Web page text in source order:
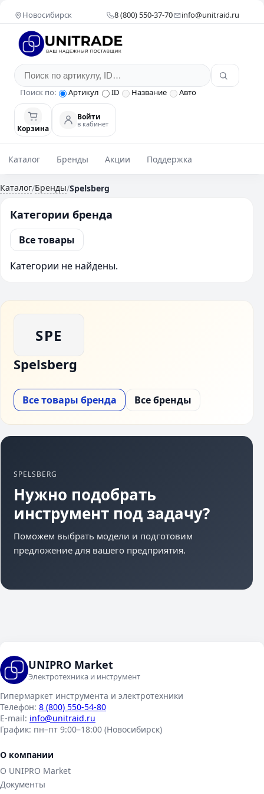
Новосибирск 8 (800) 550-37-70 info@unitraid.ru
Поиск по: Артикул ID Название Авто
Корзина
Войти
в кабинет
Каталог Бренды Акции Поддержка
Каталог/Бренды/Spelsberg
Категории бренда
Все товары
Категории не найдены.
SPE
Spelsberg
Все товары бренда Все бренды
SPELSBERG
Нужно подобрать
инструмент под задачу?
Поможем выбрать модели и подготовим
предложение для вашего предприятия.
UNIPRO Market
Электротехника и инструмент
Гипермаркет инструмента и электротехники
Телефон: 8 (800) 550-54-80
E-mail: info@unitraid.ru
График: пн–пт 9:00–18:00 (Новосибирск)
О компании
О UNIPRO Market
Документы